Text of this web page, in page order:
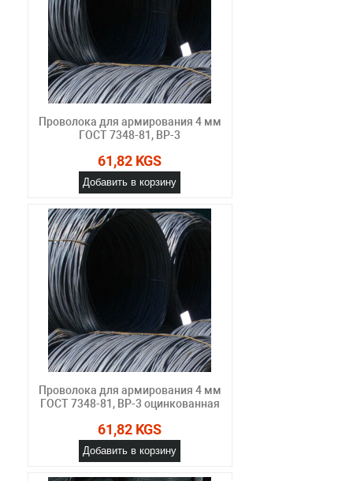
Проволока для армирования 4 мм
ГОСТ 7348-81, ВР-3
61,82 KGS
Добавить в корзину
Проволока для армирования 4 мм
ГОСТ 7348-81, ВР-3 оцинкованная
61,82 KGS
Добавить в корзину